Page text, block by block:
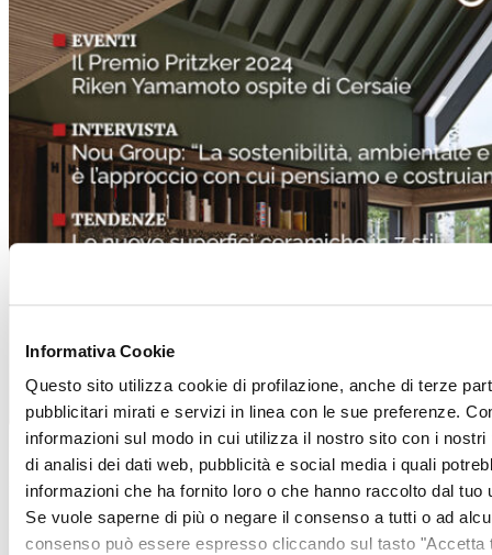
Informativa Cookie
Questo sito utilizza cookie di profilazione, anche di terze
pubblicitari mirati e servizi in linea con le sue preferenze.
informazioni sul modo in cui utilizza il nostro sito con i
di analisi dei dati web, pubblicità e social media i quali
informazioni che ha fornito loro o che hanno raccolto dal
Se vuole saperne di più o negare il consenso a tutti o ad
consenso può essere espresso cliccando sul tasto "Accetta